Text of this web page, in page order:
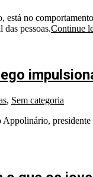
está no
das pessoas.Continue
, Sem categoria